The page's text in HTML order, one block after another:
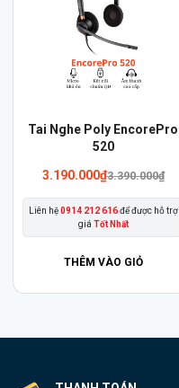
Tai Nghe Poly EncorePro
520
3.390.000₫
Giá
3.390.000₫.
3.190.000₫Giá
là:
3.190.000₫.
Liên hệ0914 212 616để được hỗ trợ
giá Tốt Nhất
THÊM VÀO GIỎ